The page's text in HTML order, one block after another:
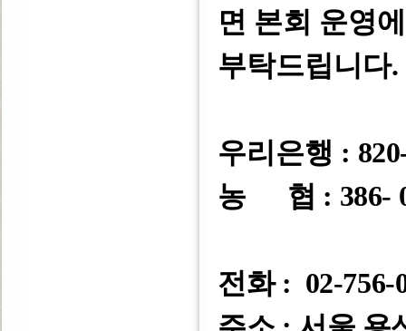
면 본회 운영
부탁드립니다.
우리은행 :
농 협 : 386-
전화 : 02-756-